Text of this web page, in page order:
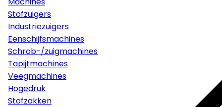
Stofzuigers
Industriezuigers
Eenschijfsmachines
Schrob-/zuigmachines
Tapijtmachines
Veegmachines
Hogedruk
Stofzakken